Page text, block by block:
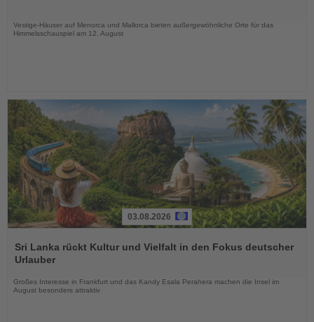
Vestige-Häuser auf Menorca und Mallorca bieten außergewöhnliche Orte für das
Himmelsschauspiel am 12. August
Sie
die
03.08.2026
Sri Lanka rückt Kultur und Vielfalt in den Fokus deutscher
Urlauber
Großes Interesse in Frankfurt und das Kandy Esala Perahera machen die Insel im
August besonders attraktiv